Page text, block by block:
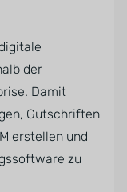
der
Damit
Gutschriften
erstellen und
zu